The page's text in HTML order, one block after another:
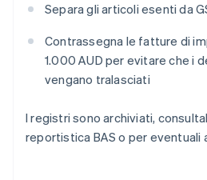
Separa gli articoli esenti da
Contrassegna le fatture di
1.000 AUD per evitare che i
vengano tralasciati
I registri sono archiviati,
reportistica BAS o per eventuali